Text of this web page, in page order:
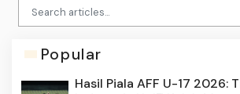
Popular
Hasil Piala AFF U-17 2026: